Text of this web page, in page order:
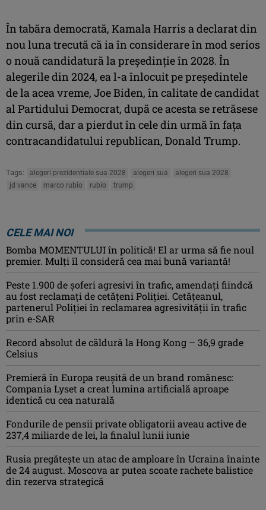
În tabăra democrată, Kamala Harris a declarat din
nou luna trecută că ia în considerare în mod serios
o nouă candidatură la preşedinţie în 2028. În
alegerile din 2024, ea l-a înlocuit pe preşedintele
de la acea vreme, Joe Biden, în calitate de candidat
al Partidului Democrat, după ce acesta se retrăsese
din cursă, dar a pierdut în cele din urmă în faţa
contracandidatului republican, Donald Trump.
Tags: alegeri prezidentiale sua 2028 alegeri sua
alegeri sua 2028
jd vance
marco rubio rubio trump
CELE MAI NOI
Bomba MOMENTULUI în politică! El ar urma să fie noul
premier. Mulți îl consideră cea mai bună variantă!
Peste 1.900 de şoferi agresivi în trafic, amendaţi fiindcă
au fost reclamaţi de cetăţeni Poliţiei. Cetăţeanul,
partenerul Poliţiei în reclamarea agresivităţii în trafic
prin e-SAR
Record absolut de căldură la Hong Kong – 36,9 grade
Celsius
Premieră în Europa reușită de un brand românesc:
Compania Lyset a creat lumina artificială aproape
identică cu cea naturală
Fondurile de pensii private obligatorii aveau active de
237,4 miliarde de lei, la finalul lunii iunie
Rusia pregătește un atac de amploare în Ucraina înainte
de 24 august. Moscova ar putea scoate rachete balistice
din rezerva strategică